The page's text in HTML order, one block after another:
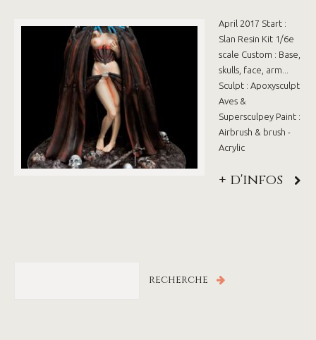
April 2017 Start :
Slan Resin Kit 1/6e
scale Custom : Base,
skulls, face, arm...
Sculpt : Apoxysculpt
Aves &
Supersculpey Paint :
Airbrush & brush -
Acrylic
+ d'infos